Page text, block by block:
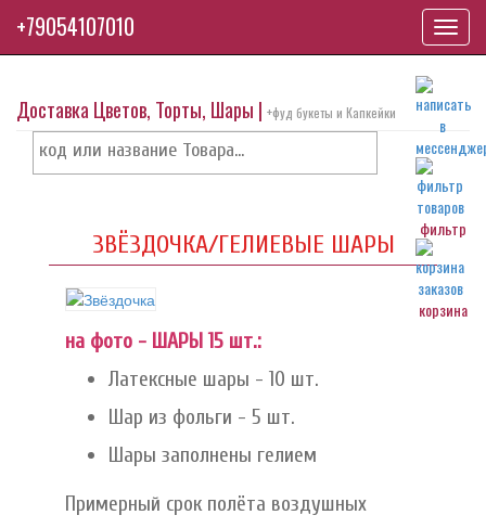
фильтр
корзина
Доставка Цветов, Торты, Шары | +фуд букеты и Капкейки
ЗВЁЗДОЧКА/ГЕЛИЕВЫЕ ШАРЫ
на фото - ШАРЫ 15 шт.:
Латексные шары - 10 шт.
Шар из фольги - 5 шт.
Шары заполнены гелием
Примерный срок полёта воздушных
+79054107010